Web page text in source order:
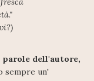
dell'autore,
sempre un'